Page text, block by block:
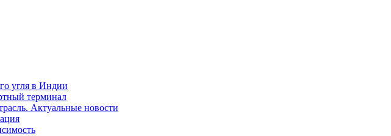
угля в Индии
терминал
Актуальные новости